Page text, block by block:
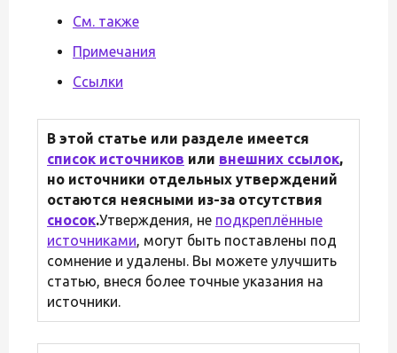
См. также
Примечания
Ссылки
В этой статье или разделе имеется
список источников или внешних ссылок,
но источники отдельных утверждений
остаются неясными из-за отсутствия
сносок.Утверждения, не подкреплённые
источниками, могут быть поставлены под
сомнение и удалены. Вы можете улучшить
статью, внеся более точные указания на
источники.